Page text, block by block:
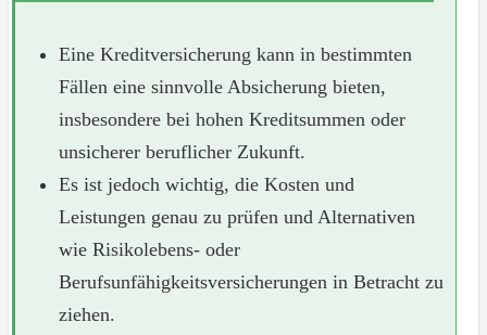
Eine Kreditversicherung kann in bestimmten
Fällen eine sinnvolle Absicherung bieten,
insbesondere bei hohen Kreditsummen oder
unsicherer beruflicher Zukunft.
Es ist jedoch wichtig, die Kosten und
Leistungen genau zu prüfen und Alternativen
wie Risikolebens- oder
Berufsunfähigkeitsversicherungen in Betracht zu
ziehen.